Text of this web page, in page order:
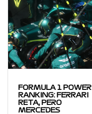
FORMULA 1 POWER
RANKING: FERRARI
RETA, PERO
MERCEDES